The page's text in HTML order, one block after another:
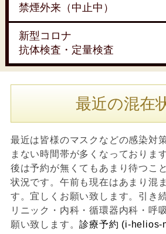
禁煙外来（中止中）
新型コロナ
抗体検査・定量検査
最近の混在
最近は皆様のマスクなどの感染対
まない時間帯が多くなっておりま
後は予約が無くてもあまり待つこ
状況です。午前も現在はあまり混
す。宜しくお願い致します。引き
リニック・内科・循環器内科・呼
願い致します。診療予約 (i-helios-